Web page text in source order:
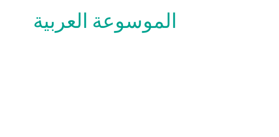
الموسوعة العربية